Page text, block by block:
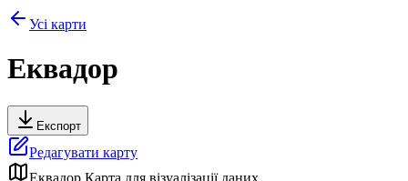
Усі карти
Еквадор
Експорт
Редагувати карту
Еквадор Карта для візуалізації даних